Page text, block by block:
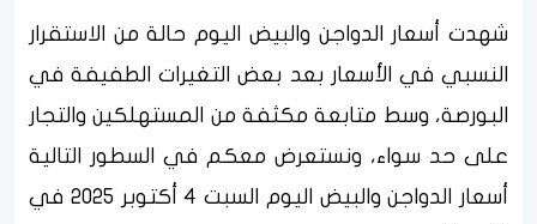
شهدت أسعار الدواجن والبيض اليوم حالة من الاستقرار
النسبي في الأسعار بعد بعض التغيرات الطفيفة في
البورصة، وسط متابعة مكثفة من المستهلكين والتجار
على حد سواء، ونستعرض معكم في السطور التالية
أسعار الدواجن والبيض اليوم السبت 4 أكتوبر 2025 في